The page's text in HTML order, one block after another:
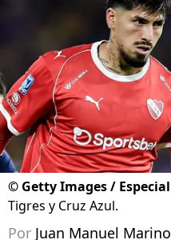
© Getty Images / Especial
Tigres y Cruz Azul.
Por Juan Manuel Marino